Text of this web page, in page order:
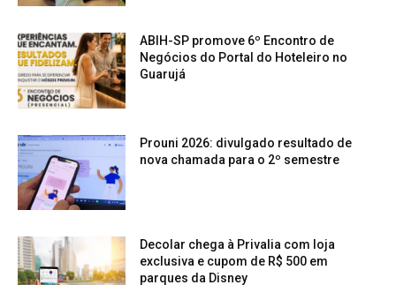
ABIH-SP promove 6º Encontro de
Negócios do Portal do Hoteleiro no
Guarujá
Prouni 2026: divulgado resultado de
nova chamada para o 2º semestre
Decolar chega à Privalia com loja
exclusiva e cupom de R$ 500 em
parques da Disney